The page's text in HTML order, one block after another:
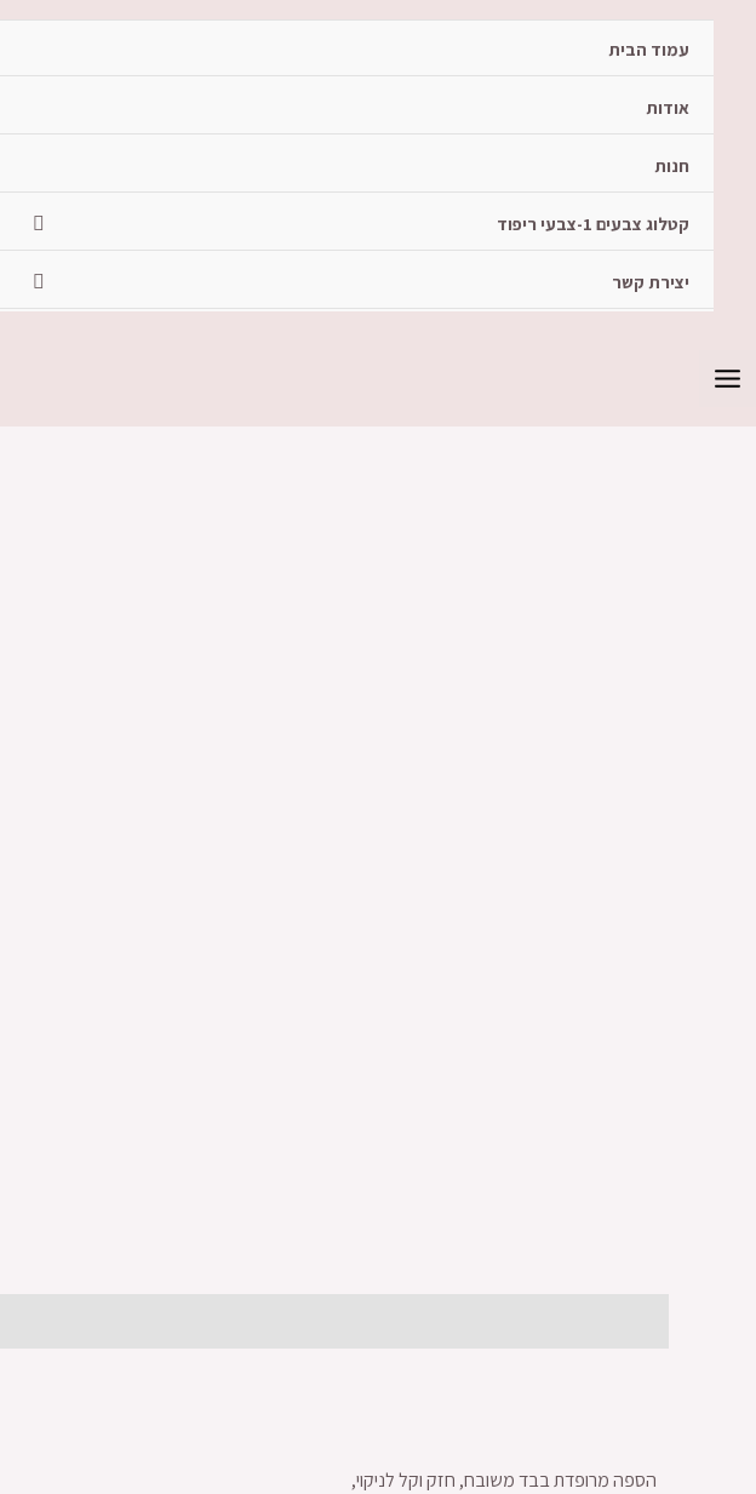
עמוד הבית
אודות
חנות
קטלוג צבעים 1-צבעי ריפוד
יצירת קשר
הספה מרופדת בבד משובח, חזק וקל לניקוי,